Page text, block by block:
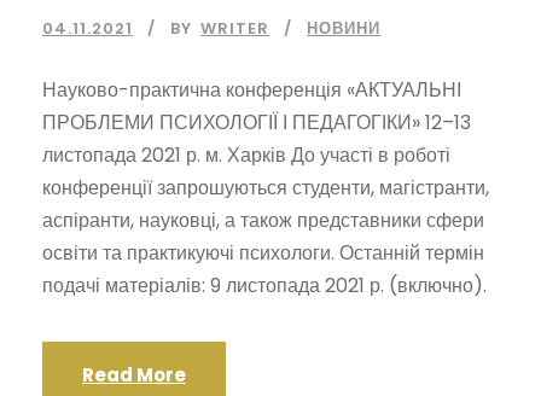
04.11.2021 BY WRITER НОВИНИ
Науково-практична конференція «АКТУАЛЬНІ
ПРОБЛЕМИ ПСИХОЛОГІЇ І ПЕДАГОГІКИ» 12–13
листопада 2021 р. м. Харків До участі в роботі
конференції запрошуються студенти, магістранти,
аспіранти, науковці, а також представники сфери
освіти та практикуючі психологи. Останній термін
подачі матеріалів: 9 листопада 2021 р. (включно).
Read More